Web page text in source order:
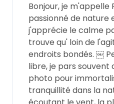
Hébergements
Routes
Demande à Howdy
Inspiration photo
Conseils et inspirations
Bonjour, je m'appelle
passionné de nature
j'apprécie le calme
trouve qu' loin de
endroits bondés. ￼
libre, je pars
photo pour
tranquillité dans la